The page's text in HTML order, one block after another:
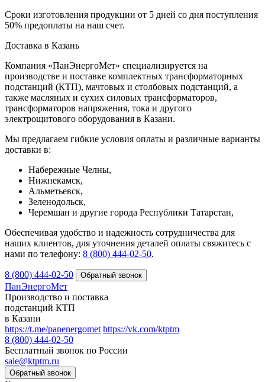
Сроки изготовления продукции от 5 дней со дня поступления
50% предоплаты на наш счет.
Доставка в Казань
Компания «ПанЭнергоМет» специализируется на
производстве и поставке комплектных трансформаторных
подстанций (КТП), мачтовых и столбовых подстанций, а
также масляных и сухих силовых трансформаторов,
трансформаторов напряжения, тока и другого
электрощитового оборудования в Казани.
Мы предлагаем гибкие условия оплаты и различные варианты
доставки в:
Набережные Челны,
Нижнекамск,
Альметьевск,
Зеленодольск,
Черемшан и другие города Республики Татарстан,
Обеспечивая удобство и надежность сотрудничества для
наших клиентов, для уточнения деталей оплаты свяжитесь с
нами по телефону: 8 (800) 444-02-50.
8 (800) 444-02-50
ПанЭнергоМет
Производство и поставка
подстанций КТП
в Казани
https://t.me/panenergomet https://vk.com/ktptm
8 (800) 444-02-50
Бесплатный звонок по России
sale@ktptm.ru